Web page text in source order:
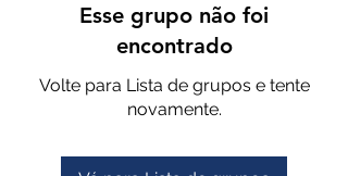
Esse grupo não foi
encontrado
Volte para Lista de grupos e tente
novamente.